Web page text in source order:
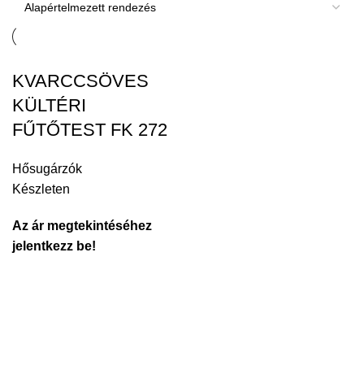
KVARCCSÖVES
KÜLTÉRI
FŰTŐTEST FK 272
Hősugárzók
Készleten
Az ár megtekintéséhez
jelentkezz be!